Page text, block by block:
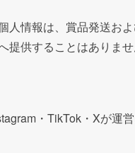
人情報は、賞品発送お
提供することはありませ
・ TikTok ・ Xが運